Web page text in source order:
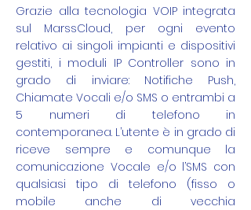
Grazie alla tecnologia VOIP integrata
sul MarssCloud, per ogni evento
relativo ai singoli impianti e dispositivi
gestiti, i moduli IP Controller sono in
grado di inviare: Notifiche Push,
Chiamate Vocali e/o SMS o entrambi a
5 numeri di telefono in
contemporanea. L’utente è in grado di
riceve sempre e comunque la
comunicazione Vocale e/o l’SMS con
qualsiasi tipo di telefono (fisso o
mobile anche di vecchia